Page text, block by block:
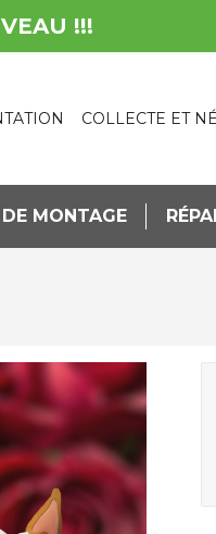
!!!
COLLECTE ET
MONTAGE